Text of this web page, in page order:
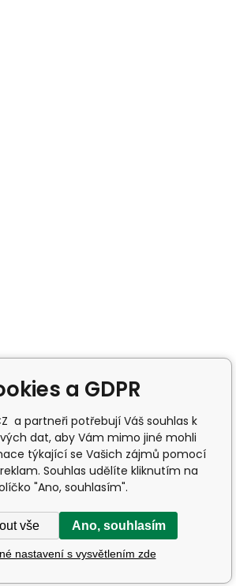
a GDPR
a partneři potřebují Váš souhlas k
dat, aby Vám mimo jiné mohli
týkající se Vašich zájmů pomocí
Souhlas udělíte kliknutím na
"Ano, souhlasím".
vše Ano, souhlasím
nastavení s vysvětlením zde